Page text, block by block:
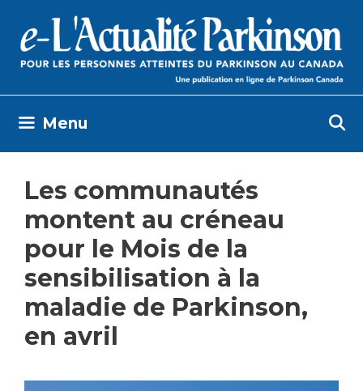
content
Menu
Les communautés
montent au créneau
pour le Mois de la
sensibilisation à la
maladie de Parkinson,
en avril